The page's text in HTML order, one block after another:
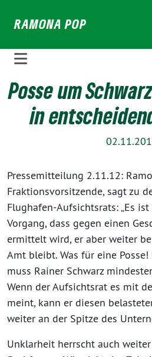
zumRAMONA POP
Posse um
in
Pressemitteilung 2.11.12:
Fraktionsvorsitzende, sagt zu
Flughafen-Aufsichtsrats: „Es
Vorgang, dass gegen einen
ermittelt wird, er aber weiter
Amt bleibt. Was für eine
muss Rainer Schwarz
Wenn der Aufsichtsrat es mit
meint, kann er diesen
weiter an der Spitze des
Unklarheit herrscht auch